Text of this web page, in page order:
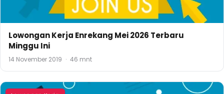
Lowongan Kerja Enrekang Mei 2026 Terbaru
Minggu Ini
14 November 2019 · 46 mnt